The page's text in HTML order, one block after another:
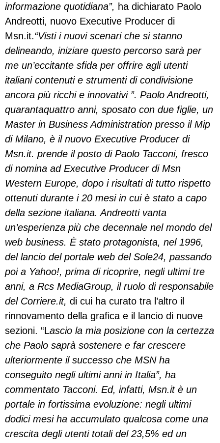
informazione quotidiana”, ha dichiarato Paolo
Andreotti, nuovo Executive Producer di
Msn.it.“Visti i nuovi scenari che si stanno
delineando, iniziare questo percorso sarà per
me un’eccitante sfida per offrire agli utenti
italiani contenuti e strumenti di condivisione
ancora più ricchi e innovativi ”. Paolo Andreotti,
quarantaquattro anni, sposato con due figlie, un
Master in Business Administration presso il Mip
di Milano, è il nuovo Executive Producer di
Msn.it. prende il posto di Paolo Tacconi, fresco
di nomina ad Executive Producer di Msn
Western Europe, dopo i risultati di tutto rispetto
ottenuti durante i 20 mesi in cui è stato a capo
della sezione italiana. Andreotti vanta
un’esperienza più che decennale nel mondo del
web business. È stato protagonista, nel 1996,
del lancio del portale web del Sole24, passando
poi a Yahoo!, prima di ricoprire, negli ultimi tre
anni, a Rcs MediaGroup, il ruolo di responsabile
del Corriere.it, di cui ha curato tra l’altro il
rinnovamento della grafica e il lancio di nuove
sezioni. “Lascio la mia posizione con la certezza
che Paolo saprà sostenere e far crescere
ulteriormente il successo che MSN ha
conseguito negli ultimi anni in Italia”, ha
commentato Tacconi. Ed, infatti, Msn.it è un
portale in fortissima evoluzione: negli ultimi
dodici mesi ha accumulato qualcosa come una
crescita degli utenti totali del 23,5% ed un